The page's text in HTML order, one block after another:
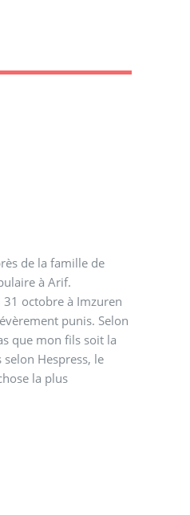
de la famille de
à Arif.
octobre à Imzuren
punis. Selon
que mon fils soit la
Hespress, le
la plus